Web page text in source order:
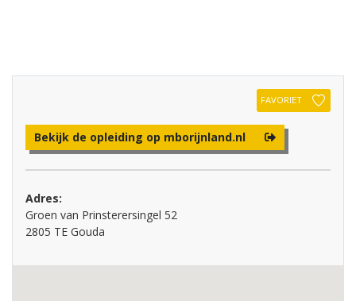
FAVORIET
Bekijk de opleiding op mborijnland.nl
Adres:
Groen van Prinsterersingel 52
2805 TE Gouda